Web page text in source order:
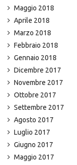
Maggio 2018
Aprile 2018
Marzo 2018
Febbraio 2018
Gennaio 2018
Dicembre 2017
Novembre 2017
Ottobre 2017
Settembre 2017
Agosto 2017
Luglio 2017
Giugno 2017
Maggio 2017